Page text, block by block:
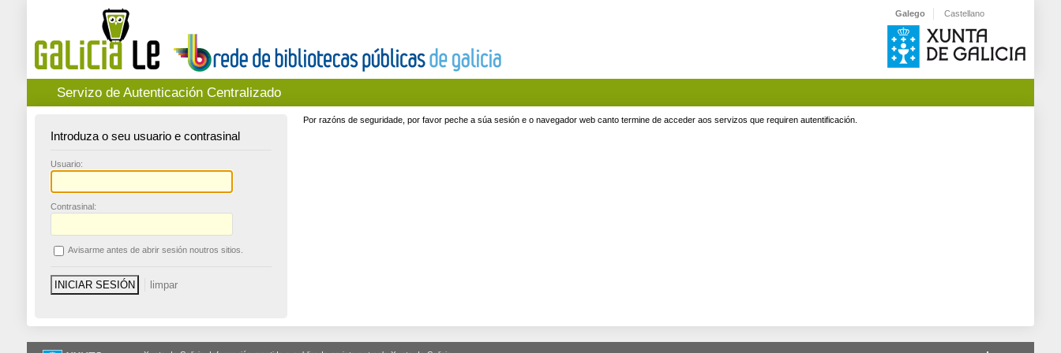
Galego Castellano
Servizo de Autenticación Centralizado
Introduza o seu usuario e contrasinal
Usuario:
Contrasinal:
Avisarme antes de abrir sesión noutros sitios.
Por razóns de seguridade, por favor peche a súa sesión e o navegador web canto termine de acceder aos servizos que requiren autentificación.